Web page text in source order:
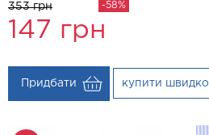
353 грн
147 грн
-58%
Придбати купити швидко